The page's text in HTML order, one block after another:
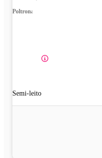
Poltrona
Semi-leito